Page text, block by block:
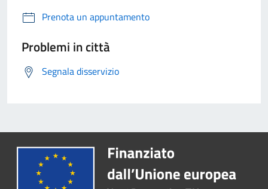
Prenota un appuntamento
Problemi in città
Segnala disservizio